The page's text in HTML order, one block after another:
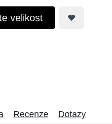
velikost
Recenze Dotazy